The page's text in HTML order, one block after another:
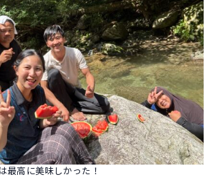
最高に美味しかった！